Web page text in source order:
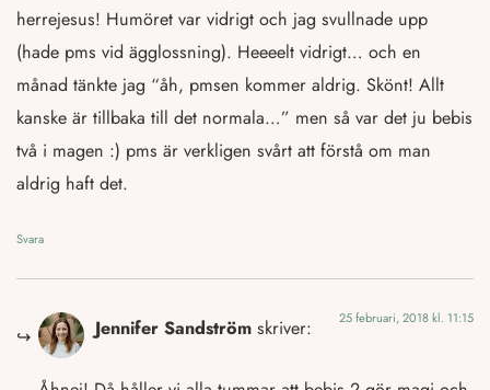
herrejesus! Humöret var vidrigt och jag svullnade upp
(hade pms vid ägglossning). Heeeelt vidrigt… och en
månad tänkte jag “åh, pmsen kommer aldrig. Skönt! Allt
kanske är tillbaka till det normala…” men så var det ju bebis
två i magen :) pms är verkligen svårt att förstå om man
aldrig haft det.
Svara
Jennifer Sandström skriver: 25 februari, 2018 kl. 11:15